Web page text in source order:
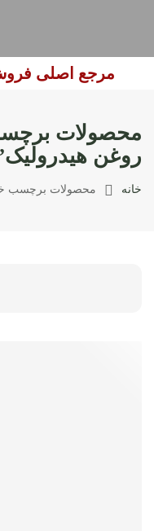
مرجع اصلی
محصولات
روغن
خانه محصولات برچسب